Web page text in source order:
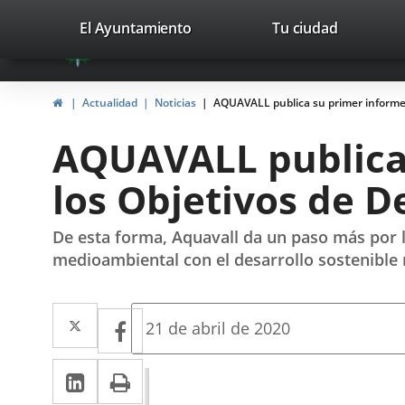
Portal
Web
del
Valladolid
avaTop
valladolid.es
El Ayuntamiento Tu ciudad
InicioActualidad Noticias AQUAVALL publica su primer
AQUAVALL
los Objetivos de
De esta forma, Aquavall da un paso más
medioambiental con el desarrollo
Twitter
Enlace
a
una
Facebook
Enlace
a
una
LinkedIn
EnlaceImprimir
Fecha
la
21 de abril de 2020